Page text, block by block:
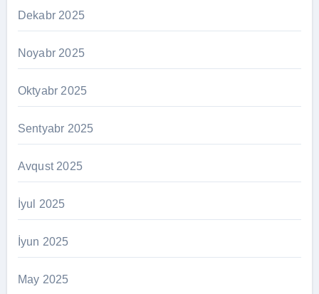
Dekabr 2025
Noyabr 2025
Oktyabr 2025
Sentyabr 2025
Avqust 2025
İyul 2025
İyun 2025
May 2025